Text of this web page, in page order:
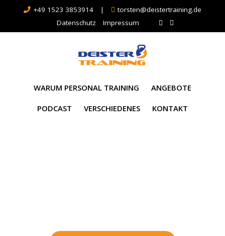
+49 1523 3853914 |
torsten@deistertraining.de
Datenschutz
Impressum
WARUM PERSONAL TRAINING ANGEBOTE
PODCAST VERSCHIEDENES KONTAKT